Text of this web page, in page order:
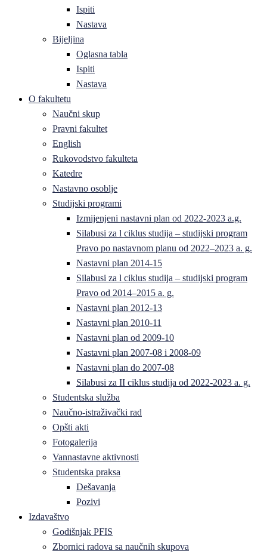
Ispiti
Nastava
Bijeljina
Oglasna tabla
Ispiti
Nastava
O fakultetu
Naučni skup
Pravni fakultet
English
Rukovodstvo fakulteta
Katedre
Nastavno osoblje
Studijski programi
Izmijenjeni nastavni plan od 2022-2023 a.g.
Silabusi za l ciklus studija – studijski program
Pravo po nastavnom planu od 2022–2023 a. g.
Nastavni plan 2014-15
Silabusi za l ciklus studija – studijski program
Pravo od 2014–2015 a. g.
Nastavni plan 2012-13
Nastavni plan 2010-11
Nastavni plan od 2009-10
Nastavni plan 2007-08 i 2008-09
Nastavni plan do 2007-08
Silabusi za II ciklus studija od 2022-2023 a. g.
Studentska služba
Naučno-istraživački rad
Opšti akti
Fotogalerija
Vannastavne aktivnosti
Studentska praksa
Dešavanja
Pozivi
Izdavaštvo
Godišnjak PFIS
Zbornici radova sa naučnih skupova